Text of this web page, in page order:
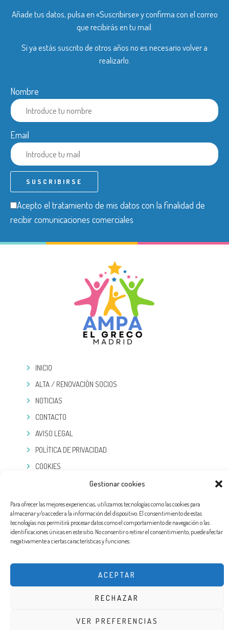
Gestionar cookies
Para ofrecer las mejores experiencias, utilizamos tecnologías como las cookies para
almacenar y/o acceder a la información del dispositivo. El consentimiento de estas
tecnologías nos permitirá procesar datos como el comportamiento de navegación o las
identificaciones únicas en este sitio. No consentir o retirar el consentimiento, puede afectar
negativamente a ciertas características y funciones.
ACEPTAR
RECHAZAR
VER PREFERENCIAS
Añade tus datos, pulsa en «Suscribirse» y confirma con el correo
que recibirás en tu mail.
Si ya estás suscrito de otros años no es necesario volver a
realizarlo.
Nombre
Email
Acepto el tratamiento de mis datos con la finalidad de
recibir comunicaciones comerciales
INICIO
ALTA / RENOVACIÓN SOCIOS
NOTICIAS
CONTACTO
AVISO LEGAL
POLÍTICA DE PRIVACIDAD
COOKIES